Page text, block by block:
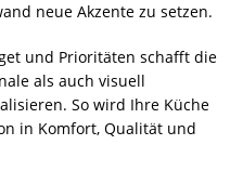
neue Akzente zu setzen.
und Prioritäten schafft die
als auch visuell
So wird Ihre Küche
in Komfort, Qualität und